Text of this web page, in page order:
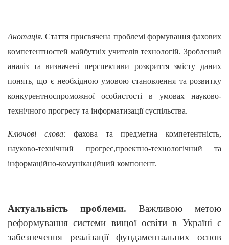
Анотація. Стаття присвячена проблемі формування фахових
компетентностей майбутніх учителів технологій. Зроблений
аналіз та визначені перспективи розкриття змісту даних
понять, що є необхідною умовою становлення та розвитку
конкурентноспроможної особистості в умовах науково-
технічного прогресу та інформатизації суспільства.
Ключові слова: фахова та предметна компетентність,
науково-технічний прогрес,проектно-технологічний та
інформаційно-комунікаційний компонент.
Актуальність проблеми. Важливою метою
реформування системи вищої освіти в Україні є
забезпечення реалізації фундаментальних основ